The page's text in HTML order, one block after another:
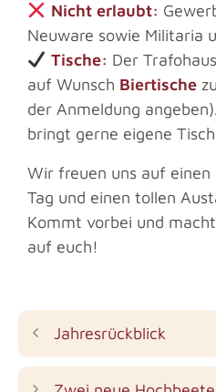
Nicht erlaubt:
Neuware sowie Militaria
Tische: Der
auf Wunsch Biertische
der Anmeldung
bringt gerne eigene
Wir freuen uns auf
Tag und einen tollen
Kommt vorbei und
auf euch!
Jahresrückblick